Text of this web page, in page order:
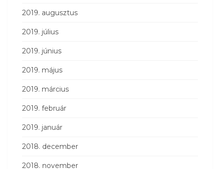
2019. augusztus
2019. július
2019. június
2019. május
2019. március
2019. február
2019. január
2018. december
2018. november